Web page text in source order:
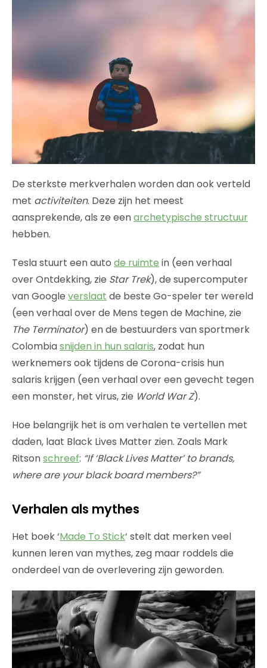
De sterkste merkverhalen worden dan ook verteld
met activiteiten. Deze zijn het meest
aansprekende, als ze eenarchetypische structuur
hebben.
Tesla stuurt een auto de ruimte in (een verhaal
over Ontdekking, zie Star Trek), de supercomputer
van Google verslaat de beste Go-speler ter wereld
(een verhaal over de Mens tegen de Machine, zie
The Terminator) en de bestuurders van sportmerk
Colombiasnijden in hun salaris, zodat hun
werknemers ook tijdens de Corona-crisis hun
salaris krijgen (een verhaal over een gevecht tegen
een monster, het virus, zie World War Z).
Hoe belangrijk het is om verhalen te vertellen met
daden, laat Black Lives Matter zien. Zoals Mark
Ritsonschreef: “If ‘Black Lives Matter’ to brands,
where are your black board members?”
Verhalen als mythes
Het boek ‘Made To Stick‘ stelt dat merken veel
kunnen leren van mythes, zeg maar roddels die
onderdeel van de overlevering zijn geworden.